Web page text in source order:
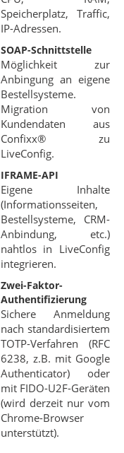
Speicherplatz, Traffic,
IP-Adressen.
SOAP-Schnittstelle
Möglichkeit zur
Anbingung an eigene
Bestellsysteme.
Migration von
Kundendaten aus
Confixx® zu
LiveConfig.
IFRAME-API
Eigene Inhalte
(Informationsseiten,
Bestellsysteme, CRM-
Anbindung, etc.)
nahtlos in LiveConfig
integrieren.
Zwei-Faktor-
Authentifizierung
Sichere Anmeldung
nach standardisiertem
TOTP-Verfahren (RFC
6238, z.B. mit Google
Authenticator) oder
mit FIDO-U2F-Geräten
(wird derzeit nur vom
Chrome-Browser
unterstützt).